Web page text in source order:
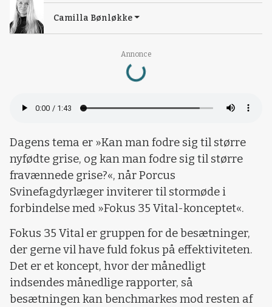
Annonce
Loading...
Camilla Bønløkke
Dagens tema er »Kan man fodre sig til større
nyfødte grise, og kan man fodre sig til større
fravænnede grise?«, når Porcus
Svinefagdyrlæger inviterer til stormøde i
forbindelse med »Fokus 35 Vital-konceptet«.
Fokus 35 Vital er gruppen for de besætninger,
der gerne vil have fuld fokus på effektiviteten.
Det er et koncept, hvor der månedligt
indsendes månedlige rapporter, så
besætningen kan benchmarkes mod resten af